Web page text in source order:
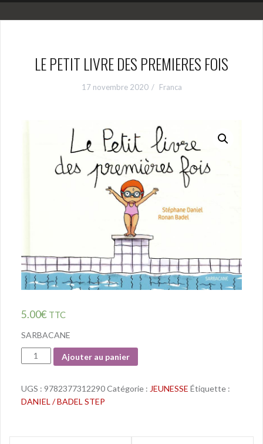
LE PETIT LIVRE DES PREMIERES FOIS
17 novembre 2020 Franca
5.00€ TTC
SARBACANE
Quantité
Ajouter au panier
UGS : 9782377312290Catégorie : JEUNESSE Étiquette :
DANIEL / BADEL STEP